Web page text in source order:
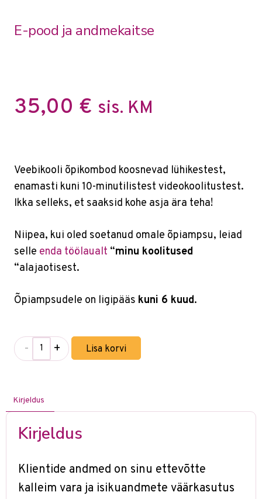
E-pood ja andmekaitse
35,00 € sis. KM
Veebikooli õpikombod koosnevad lühikestest,
enamasti kuni 10-minutilistest videokoolitustest.
Ikka selleks, et saaksid kohe asja ära teha!
Niipea, kui oled soetanud omale õpiampsu, leiad
selle enda töölaualt “minu koolitused
“alajaotisest.
Õpiampsudele on ligipääs kuni 6 kuud.
- + Lisa korvi
Kirjeldus
Kirjeldus
Klientide andmed on sinu ettevõtte
kalleim vara ja isikuandmete väärkasutus